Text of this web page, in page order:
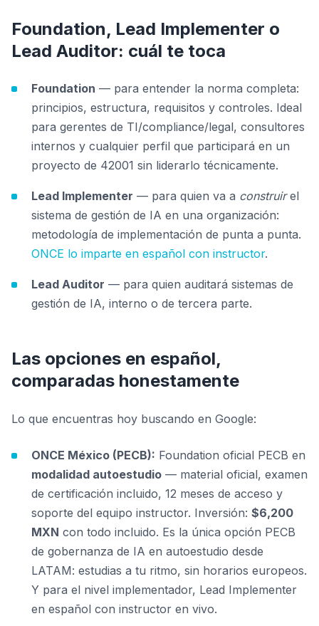
Foundation, Lead Implementer o
Lead Auditor: cuál te toca
Foundation — para entender la norma completa:
principios, estructura, requisitos y controles. Ideal
para gerentes de TI/compliance/legal, consultores
internos y cualquier perfil que participará en un
proyecto de 42001 sin liderarlo técnicamente.
Lead Implementer — para quien va a construirel
sistema de gestión de IA en una organización:
metodología de implementación de punta a punta.
ONCE lo imparte en español con instructor.
Lead Auditor — para quien auditará sistemas de
gestión de IA, interno o de tercera parte.
Las opciones en español,
comparadas honestamente
Lo que encuentras hoy buscando en Google:
ONCE México (PECB): Foundation oficial PECB en
modalidad autoestudio — material oficial, examen
de certificación incluido, 12 meses de acceso y
soporte del equipo instructor. Inversión: $6,200
MXN con todo incluido. Es la única opción PECB
de gobernanza de IA en autoestudio desde
LATAM: estudias a tu ritmo, sin horarios europeos.
Y para el nivel implementador, Lead Implementer
en español con instructor en vivo.